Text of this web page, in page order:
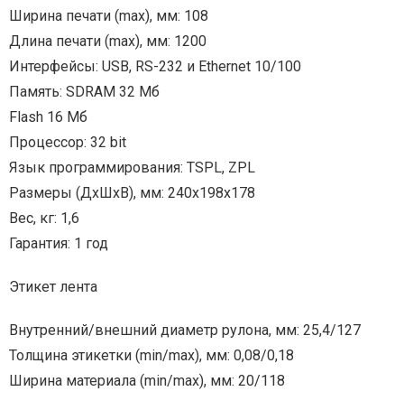
Ширина печати (max), мм: 108
Длина печати (max), мм: 1200
Интерфейсы: USB, RS-232 и Ethernet 10/100
Память: SDRAM 32 Мб
Flash 16 Мб
Процессор: 32 bit
Язык программирования: TSPL, ZPL
Размеры (ДхШхВ), мм: 240x198x178
Вес, кг: 1,6
Гарантия: 1 год
Этикет лента
Внутренний/внешний диаметр рулона, мм: 25,4/127
Толщина этикетки (min/max), мм: 0,08/0,18
Ширина материала (min/max), мм: 20/118